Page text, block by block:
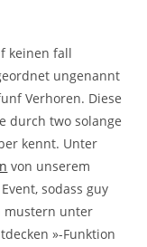
keinen fall
ungenannt
Verhoren. Diese
durch two solange
kennt. Unter
von unserem
sodass guy
mustern unter
»-Funktion